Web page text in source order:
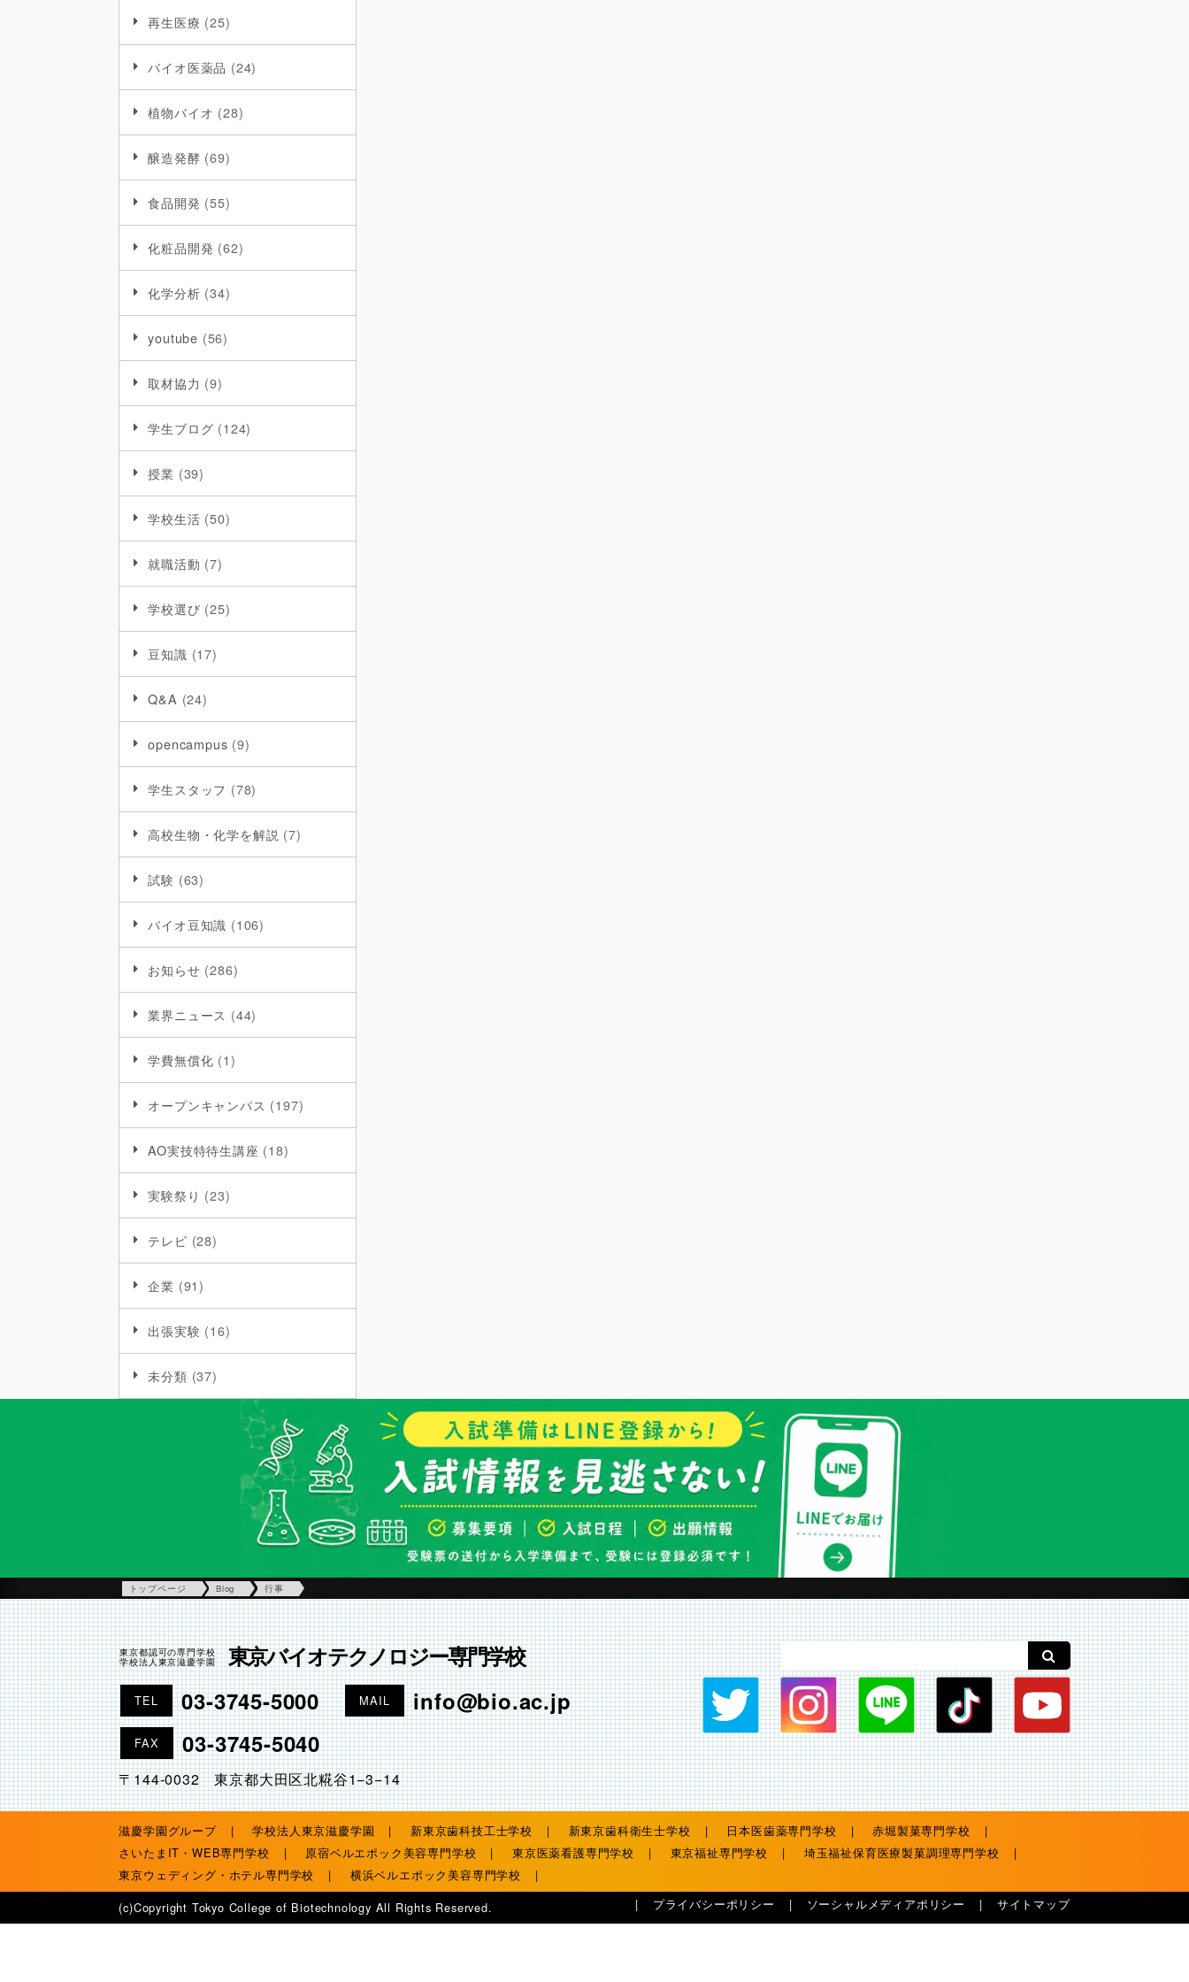
再生医療 (25)
バイオ医薬品 (24)
植物バイオ (28)
醸造発酵 (69)
食品開発 (55)
化粧品開発 (62)
化学分析 (34)
youtube (56)
取材協力 (9)
学生ブログ (124)
授業 (39)
学校生活 (50)
就職活動 (7)
学校選び (25)
豆知識 (17)
Q&A (24)
opencampus (9)
学生スタッフ (78)
高校生物・化学を解説 (7)
試験 (63)
バイオ豆知識 (106)
お知らせ (286)
業界ニュース (44)
学費無償化 (1)
オープンキャンパス (197)
AO実技特待生講座 (18)
実験祭り (23)
テレビ (28)
企業 (91)
出張実験 (16)
未分類 (37)
トップページ Blog 行事
東京都認可の専門学校
学校法人東京滋慶学園
東京バイオテクノロジー専門学校
TEL 03-3745-5000 MAIL info@bio.ac.jp
FAX 03-3745-5040
〒144-0032 東京都大田区北糀谷1−3−14
滋慶学園グループ 学校法人東京滋慶学園 新東京歯科技工士学校 新東京歯科衛生士学校 日本医歯薬専門学校
赤堀製菓専門学校
さいたまIT・WEB専門学校
原宿ベルエポック美容専門学校 東京医薬看護専門学校 東京福祉専門学校
埼玉福祉保育医療製菓調理専門学校
東京ウェディング・ホテル専門学校
横浜ベルエポック美容専門学校
サイトマップ
ソーシャルメディアポリシー
プライバシーポリシー
(c)Copyright Tokyo College of Biotechnology All Rights Reserved.